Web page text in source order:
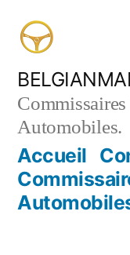
contenu
Automobiles.
Accueil